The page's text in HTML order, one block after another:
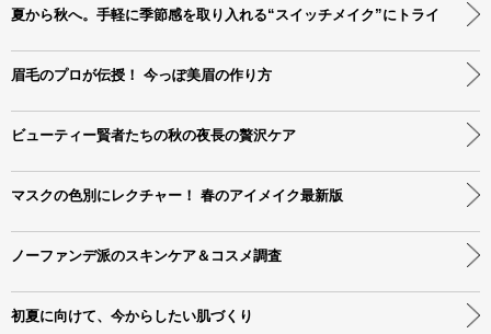
夏から秋へ。手軽に季節感を取り入れる“スイッチメイク”にトライ
眉毛のプロが伝授！ 今っぽ美眉の作り方
ビューティー賢者たちの秋の夜長の贅沢ケア
マスクの色別にレクチャー！ 春のアイメイク最新版
ノーファンデ派のスキンケア＆コスメ調査
初夏に向けて、今からしたい肌づくり